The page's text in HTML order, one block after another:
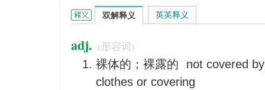
bare的英文翻译是什么意思，词典释义与在线翻译：
双解释义
adj. (形容词)
裸体的；裸露的
not covered
clothes or covering
英英释义